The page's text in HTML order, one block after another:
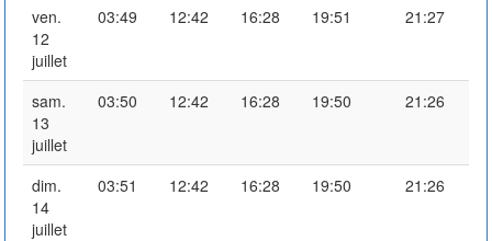
ven.
12
juillet
03:49 12:42 16:28 19:51 21:27
sam.
13
juillet
03:50 12:42 16:28 19:50 21:26
dim.
14
juillet
03:51 12:42 16:28 19:50 21:26